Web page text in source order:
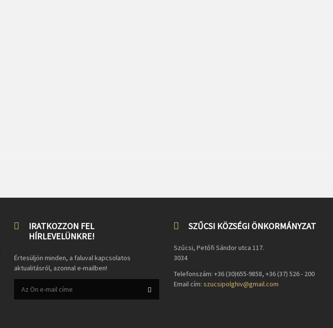
IRATKOZZON FEL
HÍRLEVELÜNKRE!
Értesüljön minden, a faluval kapcsolatos
aktualitásról, azonnal e-mailben!
SZŰCSI KÖZSÉGI ÖNKORMÁNYZAT
Szűcsi, Petőfi Sándor utca 117.
3034
Telefonszám: +36 (30)655-9858, +36 (37) 526 - 200
Email cím: szucsipolghiv@gmail.com